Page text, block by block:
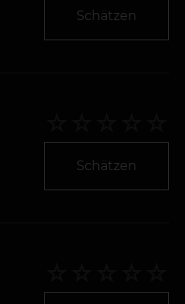
Schätzen
Schätzen